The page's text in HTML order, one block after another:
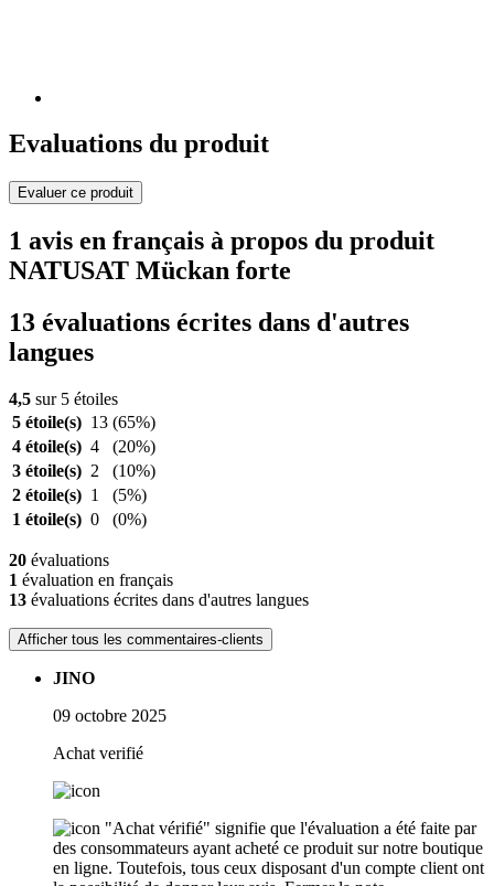
Evaluations du produit
Evaluer ce produit
1 avis en français à propos du produit
NATUSAT Mückan forte
13 évaluations écrites dans d'autres
langues
4,5 sur 5 étoiles
5 étoile(s) 13 (65%)
4 étoile(s) 4
(20%)
3 étoile(s) 2
(10%)
2 étoile(s) 1
(5%)
1 étoile(s) 0 (0%)
20 évaluations
1 évaluation en français
13 évaluations écrites dans d'autres langues
Afficher tous les commentaires-clients
JINO
09 octobre 2025
Achat verifié
"Achat vérifié" signifie que l'évaluation a été faite par
des consommateurs ayant acheté ce produit sur notre boutique
en ligne. Toutefois, tous ceux disposant d'un compte client ont